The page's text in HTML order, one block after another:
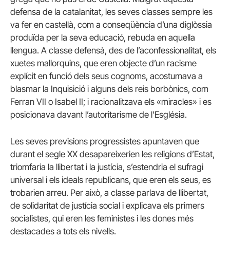
defensa de la catalanitat, les seves classes sempre les
va fer en castellà, com a conseqüència d’una diglòssia
produïda per la seva educació, rebuda en aquella
llengua. A classe defensà, des de l’aconfessionalitat, els
xuetes mallorquins, que eren objecte d’un racisme
explícit en funció dels seus cognoms, acostumava a
blasmar la Inquisició i alguns dels reis borbònics, com
Ferran VII o Isabel II; i racionalitzava els «miracles» i es
posicionava davant l’autoritarisme de l’Església.
Les seves previsions progressistes apuntaven que
durant el segle XX desapareixerien les religions d’Estat,
triomfaria la llibertat i la justícia, s’estendria el sufragi
universal i els ideals republicans, que eren els seus, es
trobarien arreu. Per això, a classe parlava de llibertat,
de solidaritat de justícia social i explicava els primers
socialistes, qui eren les feministes i les dones més
destacades a tots els nivells.